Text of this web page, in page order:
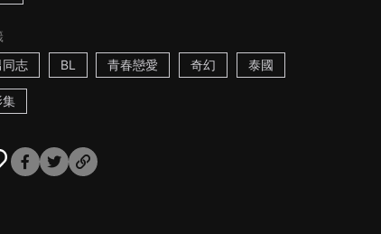
同志
BL 青春戀愛 奇幻 泰國
集